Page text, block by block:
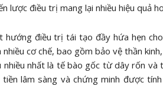
lược điều trị mang lại nhiều hiệu quả
điều trị tái tạo đầy hứa hẹn
cơ chế, bao gồm bảo vệ thần
nhất là tế bào gốc từ dây rốn và
lâm sàng và chứng minh được